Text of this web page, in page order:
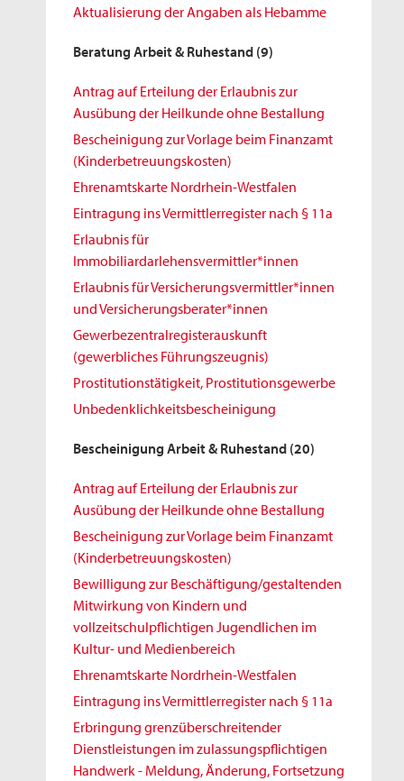
Aktualisierung der Angaben als Hebamme
Beratung Arbeit & Ruhestand (9)
Antrag auf Erteilung der Erlaubnis zur
Ausübung der Heilkunde ohne Bestallung
Bescheinigung zur Vorlage beim Finanzamt
(Kinderbetreuungskosten)
Ehrenamtskarte Nordrhein-Westfalen
Eintragung ins Vermittlerregister nach § 11a
Erlaubnis für
Immobiliardarlehensvermittler*innen
Erlaubnis für Versicherungsvermittler*innen
und Versicherungsberater*innen
Gewerbezentralregisterauskunft
(gewerbliches Führungszeugnis)
Prostitutionstätigkeit, Prostitutionsgewerbe
Unbedenklichkeitsbescheinigung
Bescheinigung Arbeit & Ruhestand (20)
Antrag auf Erteilung der Erlaubnis zur
Ausübung der Heilkunde ohne Bestallung
Bescheinigung zur Vorlage beim Finanzamt
(Kinderbetreuungskosten)
Bewilligung zur Beschäftigung/gestaltenden
Mitwirkung von Kindern und
vollzeitschulpflichtigen Jugendlichen im
Kultur- und Medienbereich
Ehrenamtskarte Nordrhein-Westfalen
Eintragung ins Vermittlerregister nach § 11a
Erbringung grenzüberschreitender
Dienstleistungen im zulassungspflichtigen
Handwerk - Meldung, Änderung, Fortsetzung